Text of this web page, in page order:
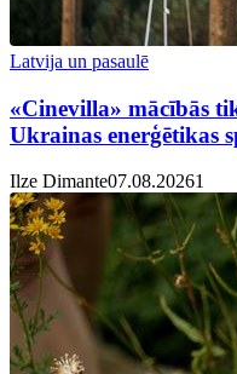
Latvija un pasaulē
«Cinevilla» mācībās
Ukrainas enerģētikas
Ilze Dimante07.08.20261